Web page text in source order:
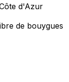
d'Azur
de bouygues